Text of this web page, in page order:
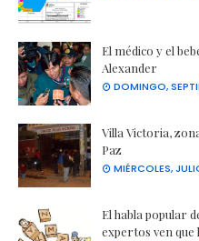
El médico y el
Alexander
DOMINGO,
Villa Victoria,
Paz
MIÉRCOLES,
El habla popular
expertos ven que